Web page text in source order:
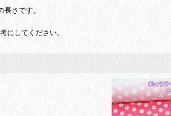
さです。
にしてください。